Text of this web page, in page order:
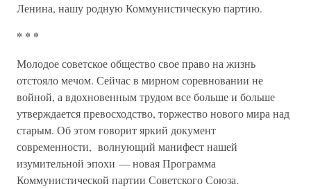
Ленина, нашу родную Коммунистическую партию.
* * *
Молодое советское общество свое право на жизнь
отстояло мечом. Сейчас в мирном соревновании не
войной, а вдохновенным трудом все больше и больше
утверждается превосходство, торжество нового мира над
старым. Об этом говорит яркий документ
современности, волнующий манифест нашей
изумительной эпохи — новая Программа
Коммунистической партии Советского Союза.